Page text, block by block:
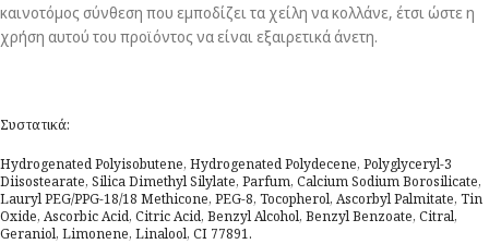
καινοτόμος σύνθεση που εμποδίζει τα χείλη να κολλάνε, έτσι ώστε η
χρήση αυτού του προϊόντος να είναι εξαιρετικά άνετη.
Συστατικά:
Hydrogenated Polyisobutene, Hydrogenated Polydecene, Polyglyceryl-3
Diisostearate, Silica Dimethyl Silylate, Parfum, Calcium Sodium Borosilicate,
Lauryl PEG/PPG-18/18 Methicone, PEG-8, Tocopherol, Ascorbyl Palmitate, Tin
Oxide, Ascorbic Acid, Citric Acid, Benzyl Alcohol, Benzyl Benzoate, Citral,
Geraniol, Limonene, Linalool, CI 77891.